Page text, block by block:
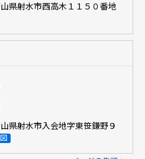
県射水市西高木１１５０番地
県射水市入会地字東笹鎌野９